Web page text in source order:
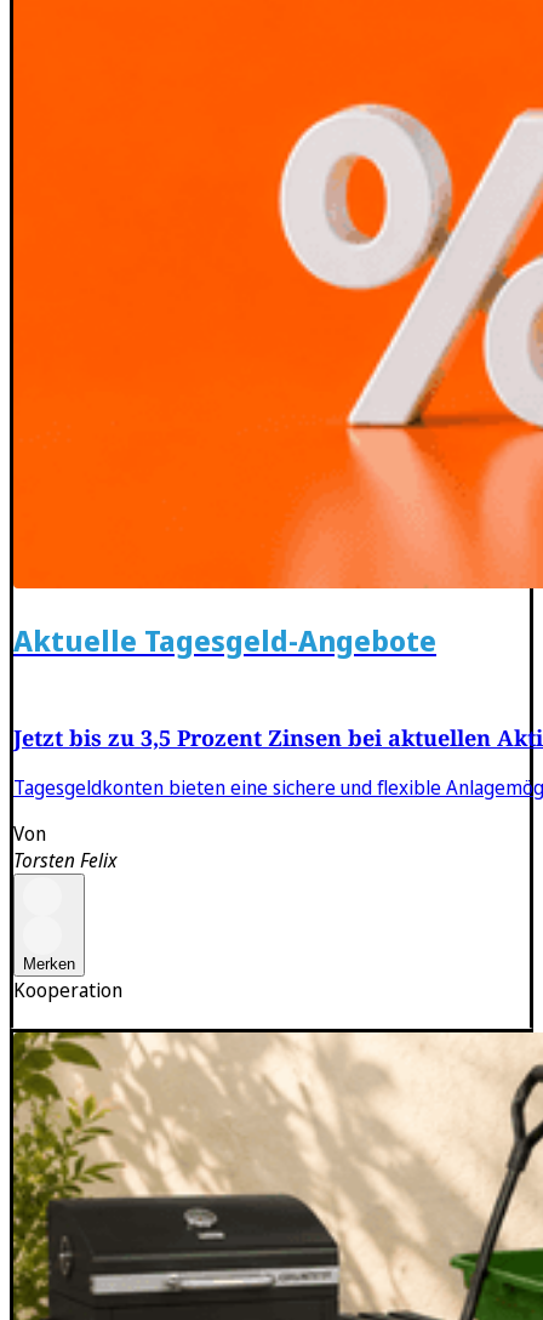
Kooperation
Aktuelle Tagesgeld-Angebote
Jetzt bis zu 3,5 Prozent Zinsen bei aktuellen
Tagesgeldkonten bieten eine sichere und flexible
Von
Torsten Felix
Merken